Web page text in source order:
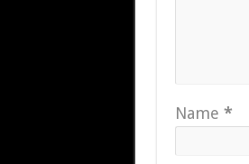
Name *